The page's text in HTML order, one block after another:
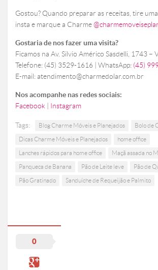
Gostou? Quando preparar as receitas, tire
insta e marque a Charme
Gostaria de nos fazer uma visita?
Ficamos na Av. Silvio Américo Sasdelli, 1743 –
Telefone: (45) 3529-1616 | WhatsApp: (45)
E-mail: atendimento@charmedolar.com.br
Nos acompanhe nas redes sociais:
Facebook
Instagram
Tags: Blog Charme Móveis e Planejados Bolo de
Dicas Charme Móveis e Planejados home office
Lanches rápidos para home office Maçã assada no
Panqueca de Banana Pão de Leite leve Pão de
Pão Gratinado Sanduíche de Requeijão e Palmito
0